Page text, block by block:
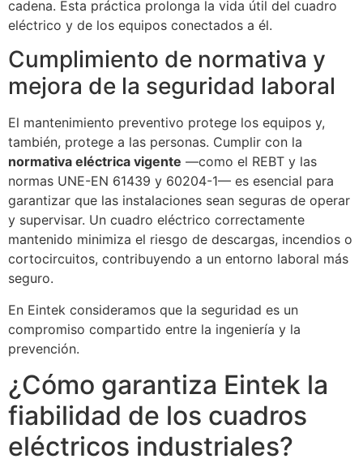
cadena. Esta práctica prolonga la vida útil del cuadro
eléctrico y de los equipos conectados a él.
Cumplimiento de normativa y
mejora de la seguridad laboral
El mantenimiento preventivo protege los equipos y,
también, protege a las personas. Cumplir con la
normativa eléctrica vigente —como el REBT y las
normas UNE-EN 61439 y 60204-1— es esencial para
garantizar que las instalaciones sean seguras de operar
y supervisar. Un cuadro eléctrico correctamente
mantenido minimiza el riesgo de descargas, incendios o
cortocircuitos, contribuyendo a un entorno laboral más
seguro.
En Eintek consideramos que la seguridad es un
compromiso compartido entre la ingeniería y la
prevención.
¿Cómo garantiza Eintek la
fiabilidad de los cuadros
eléctricos industriales?